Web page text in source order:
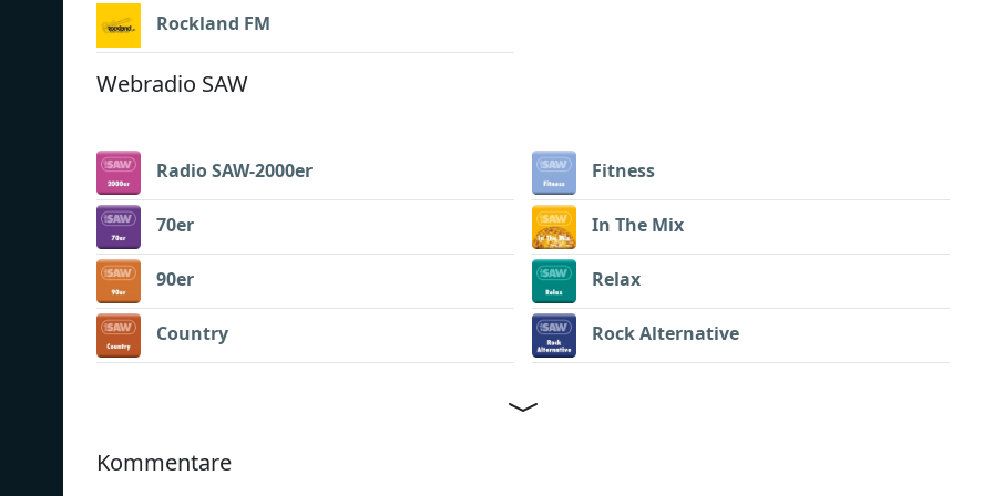
Rockland FM
Webradio SAW
Radio SAW-2000er
70er
90er
Country
Fitness
In The Mix
Relax
Rock Alternative
Kommentare